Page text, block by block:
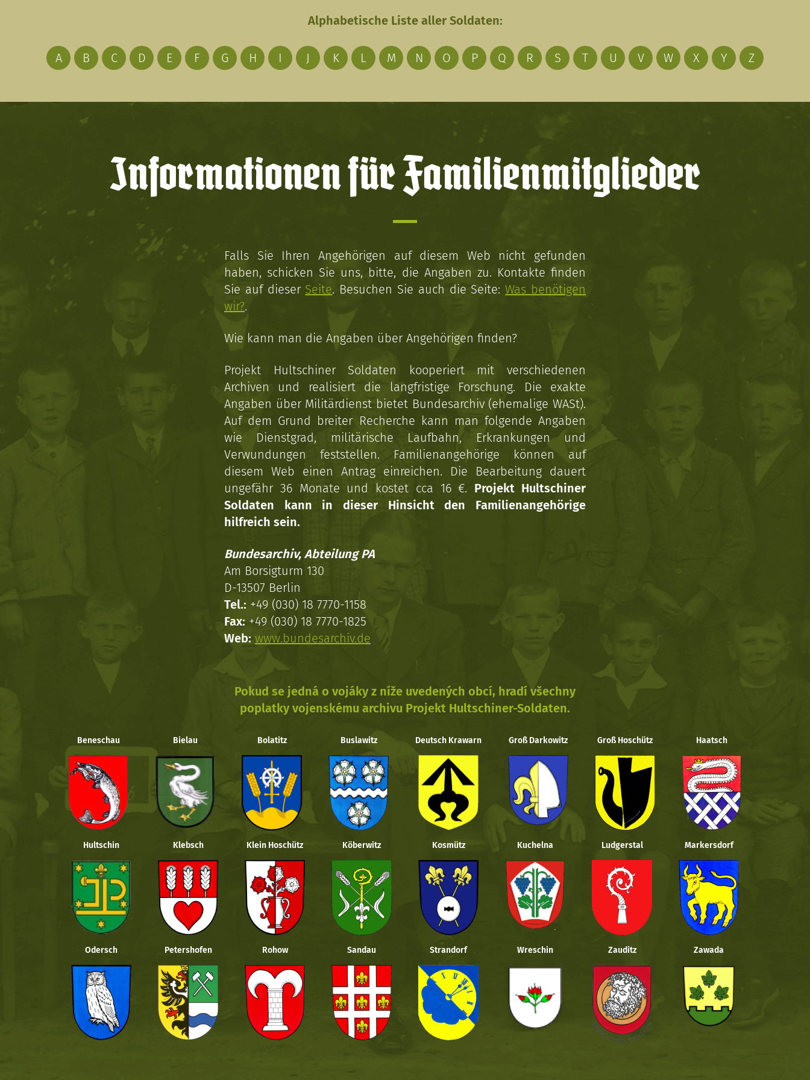
Alphabetische Liste aller Soldaten:
A B C D E F G H I J K L M N O P Q R S T U V W X Y Z
Informationen für Familienmitglieder
Falls Sie Ihren Angehörigen auf diesem Web nicht gefunden
haben, schicken Sie uns, bitte, die Angaben zu. Kontakte finden
Sie auf dieser Seite. Besuchen Sie auch die Seite:Was benötigen
wir?.
Wie kann man die Angaben über Angehörigen finden?
Projekt Hultschiner Soldaten kooperiert mit verschiedenen
Archiven und realisiert die langfristige Forschung. Die exakte
Angaben über Militärdienst bietet Bundesarchiv (ehemalige WASt).
Auf dem Grund breiter Recherche kann man folgende Angaben
wie Dienstgrad, militärische Laufbahn, Erkrankungen und
Verwundungen feststellen. Familienangehörige können auf
diesem Web einen Antrag einreichen. Die Bearbeitung dauert
ungefähr 36 Monate und kostet cca 16 €. Projekt Hultschiner
Soldaten kann in dieser Hinsicht den Familienangehörige
hilfreich sein.
Bundesarchiv, Abteilung PA
Am Borsigturm 130
D-13507 Berlin
Tel.: +49 (030) 18 7770-1158
Fax: +49 (030) 18 7770-1825
Web: www.bundesarchiv.de
Pokud se jedná o vojáky z níže uvedených obcí, hradí všechny
poplatky vojenskému archivu Projekt Hultschiner-Soldaten.
Beneschau Bielau Bolatitz Buslawitz Deutsch Krawarn Groß Darkowitz Groß Hoschütz Haatsch
Hultschin Klebsch Klein Hoschütz Köberwitz Kosmütz Kuchelna Ludgerstal Markersdorf
Odersch Petershofen Rohow Sandau Strandorf Wreschin Zauditz Zawada